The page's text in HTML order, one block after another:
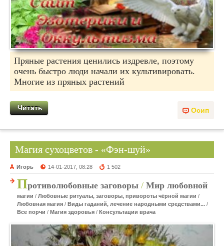
Пряные растения ценились издревле, поэтому
очень быстро люди начали их культивировать.
Многие из пряных растений
Осип
Читать
Магия сухоцветов - «Фэн-шуй»
Игорь 14-01-2017, 08:28 1 502
Противолюбовные заговоры / Мир любовной
магии / Любовные ритуалы, заговоры, привороты чёрной магии /
Любовная магия / Виды гаданий, лечение народными средствами... /
Все порчи / Магия здоровья / Консультации врача